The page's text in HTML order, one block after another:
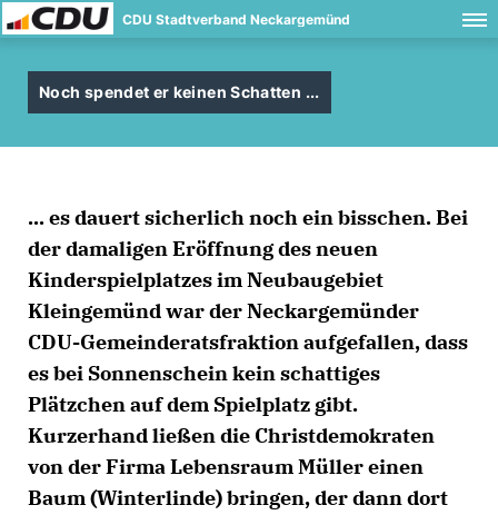
CDU Stadtverband Neckargemünd
Noch spendet er keinen Schatten ...
... es dauert sicherlich noch ein bisschen. Bei
der damaligen Eröffnung des neuen
Kinderspielplatzes im Neubaugebiet
Kleingemünd war der Neckargemünder
CDU-Gemeinderatsfraktion aufgefallen, dass
es bei Sonnenschein kein schattiges
Plätzchen auf dem Spielplatz gibt.
Kurzerhand ließen die Christdemokraten
von der Firma Lebensraum Müller einen
Baum (Winterlinde) bringen, der dann dort